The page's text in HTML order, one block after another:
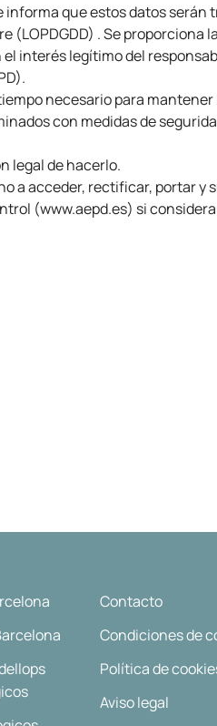
que estos datos
(LOPDGDD) . Se
interés legítimo del
necesario para
con medidas de
legal de hacerlo.
a acceder, rectificar, portar y
(www.aepd.es) si
Contacto
Condiciones de
Política de
Aviso legal